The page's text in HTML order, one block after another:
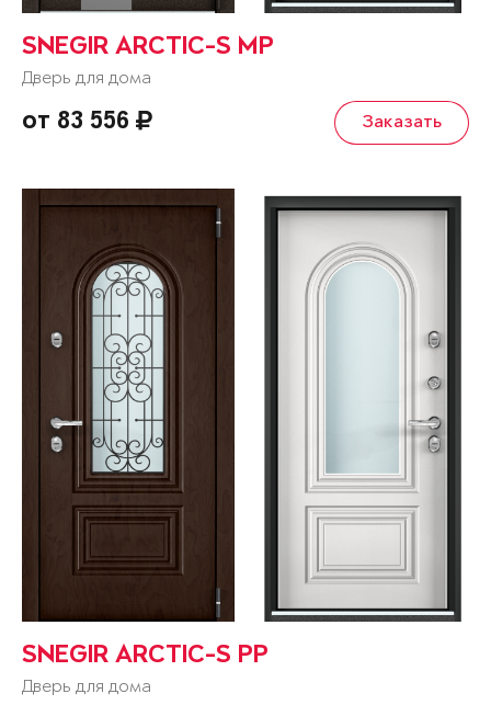
SNEGIR ARCTIC-S MP
Дверь для дома
от 83 556 Заказать
SNEGIR ARCTIC-S PP
Дверь для дома